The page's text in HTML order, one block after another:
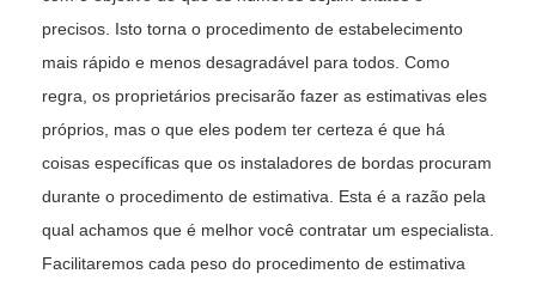
precisos. Isto torna o procedimento de estabelecimento
mais rápido e menos desagradável para todos. Como
regra, os proprietários precisarão fazer as estimativas eles
próprios, mas o que eles podem ter certeza é que há
coisas específicas que os instaladores de bordas procuram
durante o procedimento de estimativa. Esta é a razão pela
qual achamos que é melhor você contratar um especialista.
Facilitaremos cada peso do procedimento de estimativa